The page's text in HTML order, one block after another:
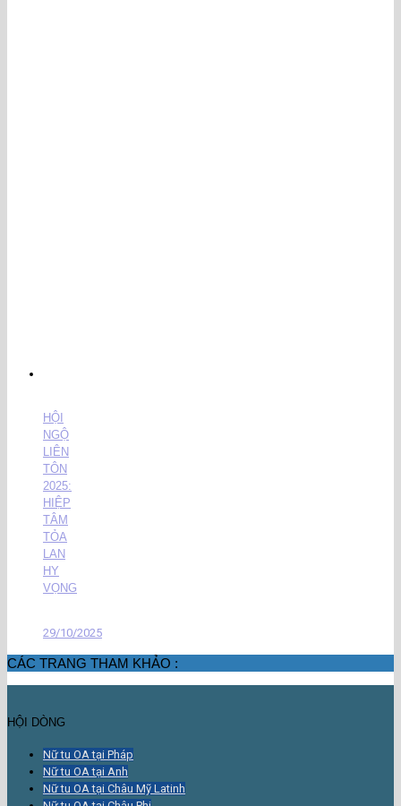
HỘI
NGỘ
LIÊN
TÔN
2025:
HIỆP
TÂM
TỎA
LAN
HY
VỌNG
29/10/2025
CÁC TRANG THAM KHẢO :
HỘI DÒNG
Nữ tu OA tại Pháp
Nữ tu OA tại Anh
Nữ tu OA tại Châu Mỹ Latinh